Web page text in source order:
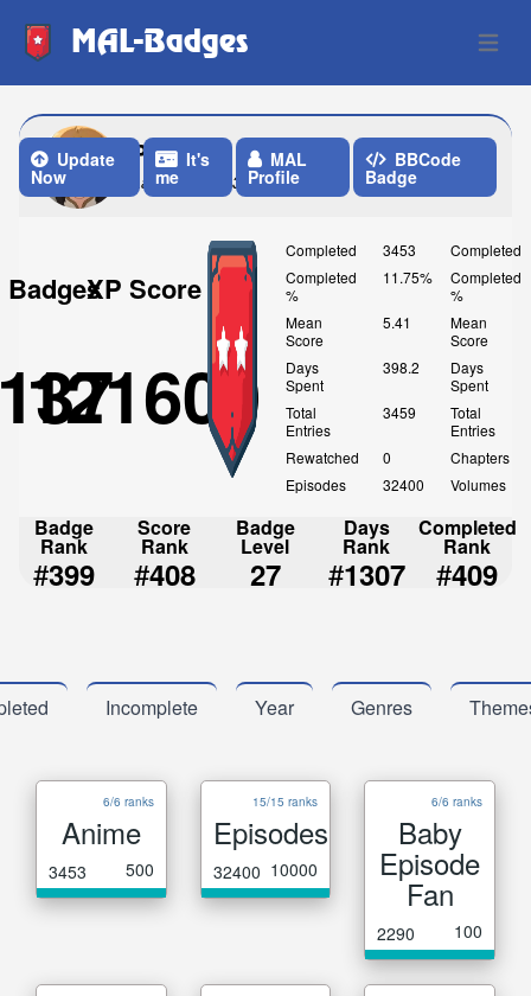
MAL-Badges Open
Porksbr
Last Update: 3 Weeks ago
Update
Now
It's
me
MAL
Profile
BBCode
Badge
BadgesXP Score
121600
Completed
3453
Completed
%
11.75%
Mean
Score
5.41
Days
Spent
398.2
Total
Entries
3459
Rewatched
0
Episodes
32400
Completed
Completed
%
Mean
Score
Days
Spent
Total
Entries
Chapters
Volumes
Badge
Rank
#399
Score
Rank
#408
Badge
Level
27
Days
Rank
#1307
Completed
Rank
#409
Incomplete Year Genres
6/6 ranks
Anime
3453 500
15/15 ranks
Episodes
32400 10000
6/6 ranks
Baby
Episode
Fan
2290 100